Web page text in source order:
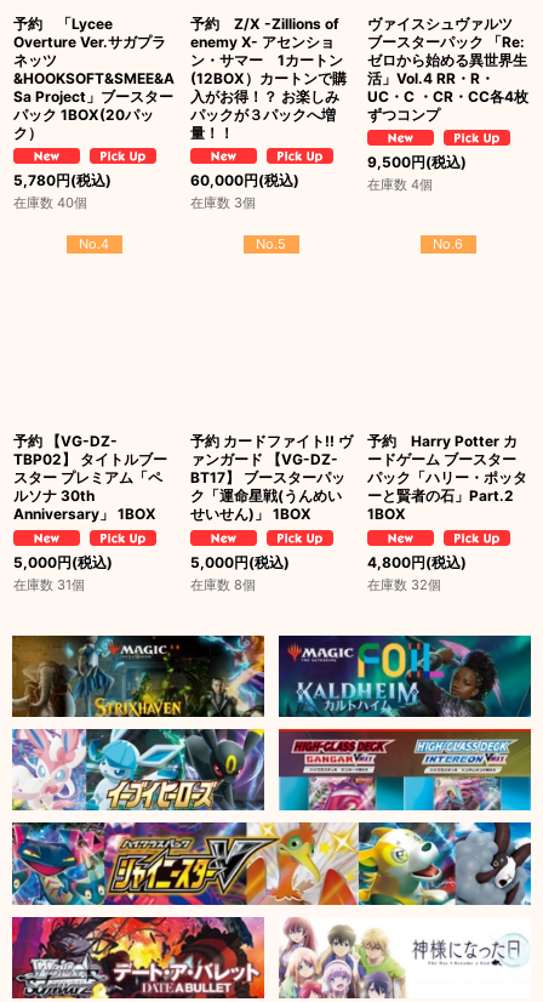
予約 「Lycee
Overture Ver.サガプラ
ネッツ
&HOOKSOFT&SMEE&A
Sa Project」ブースター
パック 1BOX(20パッ
ク）
5,780円(税込)
在庫数 40個
予約 Z/X -Zillions of
enemy X- アセンショ
ン・サマー 1カートン
(12BOX）カートンで購
入がお得！？ お楽しみ
パックが３パックへ増
量！！
60,000円(税込)
在庫数 3個
ヴァイスシュヴァルツ
ブースターパック 「Re:
ゼロから始める異世界生
活」Vol.4 RR・R・
UC・C ・CR・CC各4枚
ずつコンプ
9,500円(税込)
在庫数 4個
No.4
予約 【VG-DZ-
TBP02】 タイトルブー
スター プレミアム「ペ
ルソナ 30th
Anniversary」 1BOX
5,000円(税込)
在庫数 31個
No.5
予約 カードファイト!! ヴ
ァンガード 【VG-DZ-
BT17】 ブースターパッ
ク「運命星戦(うんめい
せいせん)」 1BOX
5,000円(税込)
在庫数 8個
No.6
予約 Harry Potter カ
ードゲーム ブースター
パック「ハリー・ポッタ
ーと賢者の石」Part.2
1BOX
4,800円(税込)
在庫数 32個